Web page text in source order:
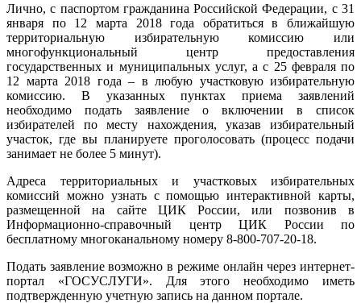
Лично, с паспортом гражданина Российской Федерации, с 31
января по 12 марта 2018 года обратиться в ближайшую
территориальную избирательную комиссию или
многофункциональный центр предоставления
государственных и муниципальных услуг, а с 25 февраля по
12 марта 2018 года – в любую участковую избирательную
комиссию. В указанных пунктах приема заявлений
необходимо подать заявление о включении в список
избирателей по месту нахождения, указав избирательный
участок, где вы планируете проголосовать (процесс подачи
занимает не более 5 минут).
Адреса территориальных и участковых избирательных
комиссий можно узнать с помощью интерактивной карты,
размещенной на сайте ЦИК России, или позвонив в
Информационно-справочный центр ЦИК России по
бесплатному многоканальному номеру 8-800-707-20-18.
Подать заявление возможно в режиме онлайн через интернет-
портал «ГОСУСЛУГИ». Для этого необходимо иметь
подтвержденную учетную запись на данном портале.